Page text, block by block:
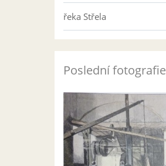
řeka Střela
Poslední fotografie